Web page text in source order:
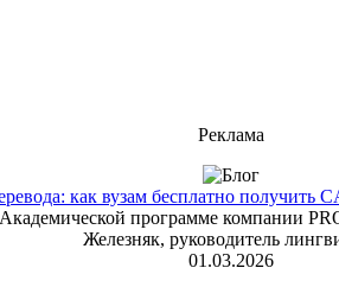
Реклама
как вузам бесплатно получить
программе компании
Железняк, руководитель
01.03.2026